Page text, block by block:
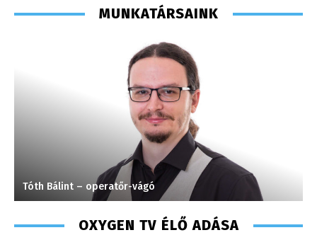
MUNKATÁRSAINK
Tóth Bálint – operatőr-vágó
OXYGEN TV ÉLŐ ADÁSA